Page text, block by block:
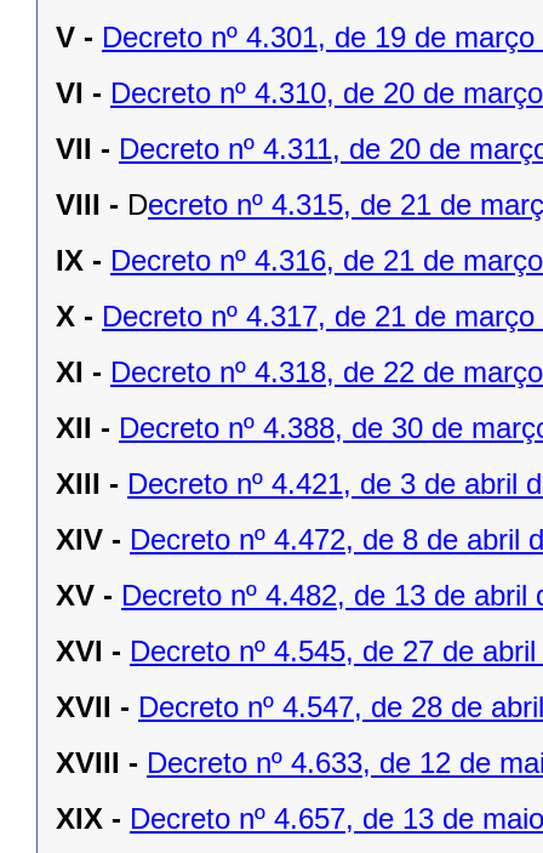
V - Decreto nº 4.301, de 19 de
VI - Decreto nº 4.310, de 20 de
VII - Decreto nº 4.311, de 20 de
VIII - Decreto nº 4.315, de 21 de
IX - Decreto nº 4.316, de 21 de
X - Decreto nº 4.317, de 21 de
XI - Decreto nº 4.318, de 22 de
XII - Decreto nº 4.388, de 30 de
XIII - Decreto nº 4.421, de 3 de abril
XIV - Decreto nº 4.472, de 8 de abril
XV - Decreto nº 4.482, de 13 de abril
XVI - Decreto nº 4.545, de 27 de
XVII - Decreto nº 4.547, de 28 de
XVIII - Decreto nº 4.633, de 12 de
XIX - Decreto nº 4.657, de 13 de